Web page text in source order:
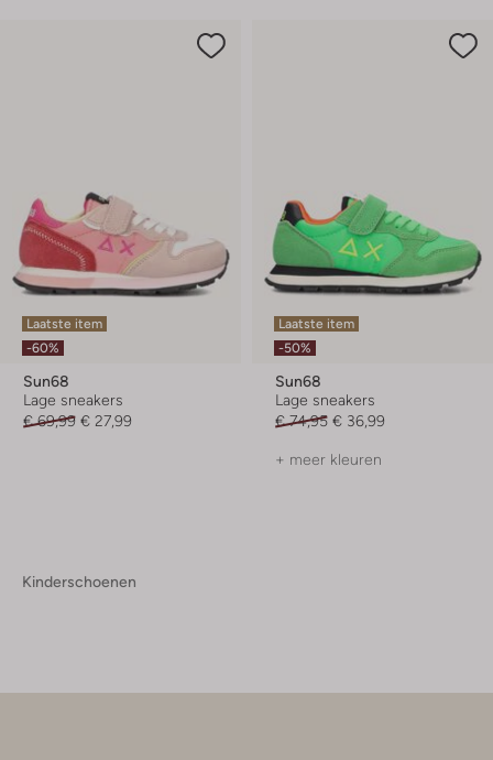
Laatste item
-60%
Sun68
Lage sneakers
€ 69,99 € 27,99
Laatste item
-50%
Sun68
Lage sneakers
€ 74,95 € 36,99
+ meer kleuren
Kinderschoenen